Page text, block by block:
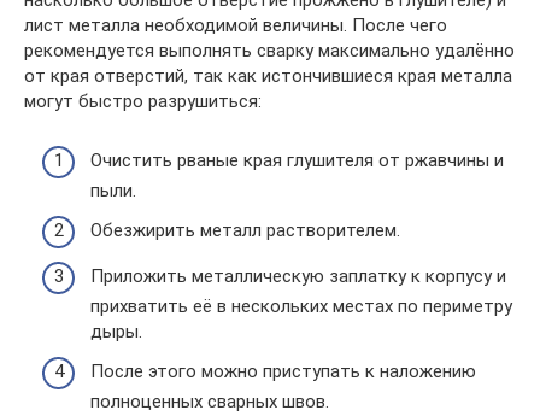
лист металла необходимой величины. После чего
рекомендуется выполнять сварку максимально удалённо
от края отверстий, так как истончившиеся края металла
могут быстро разрушиться:
Очистить рваные края глушителя от ржавчины и
пыли.
Обезжирить металл растворителем.
Приложить металлическую заплатку к корпусу и
прихватить её в нескольких местах по периметру
дыры.
После этого можно приступать к наложению
полноценных сварных швов.